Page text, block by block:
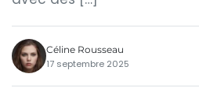
Céline Rousseau
17 septembre 2025